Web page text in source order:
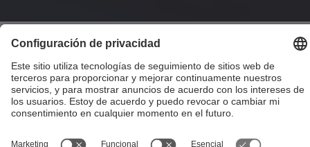
© UPC
Desarrollado con
Mapa del Sitio
Accesibilidad